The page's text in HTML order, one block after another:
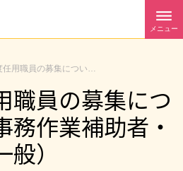
メニュー
会計年度任用職員の募集について（医師事務作業補助者・一般）
職員の募集につ
務作業補助者・
般）